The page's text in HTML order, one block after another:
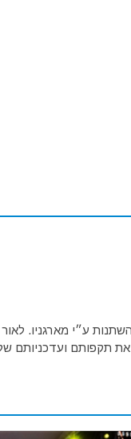
ע״י מארגניו.
תקפותם ועדכניותם